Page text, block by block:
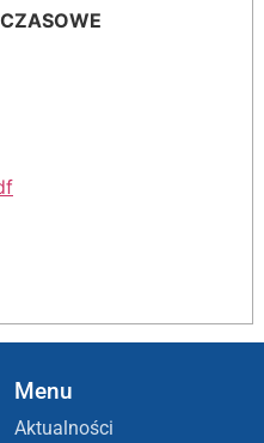
Menu
Aktualności